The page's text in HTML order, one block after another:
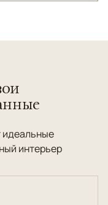
идеальные
интерьер